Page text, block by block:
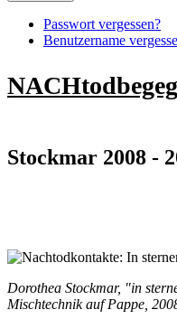
Passwort vergessen?
Benutzername
Stockmar 2008 -
Dorothea Stockmar, "in
Mischtechnik auf Pappe,